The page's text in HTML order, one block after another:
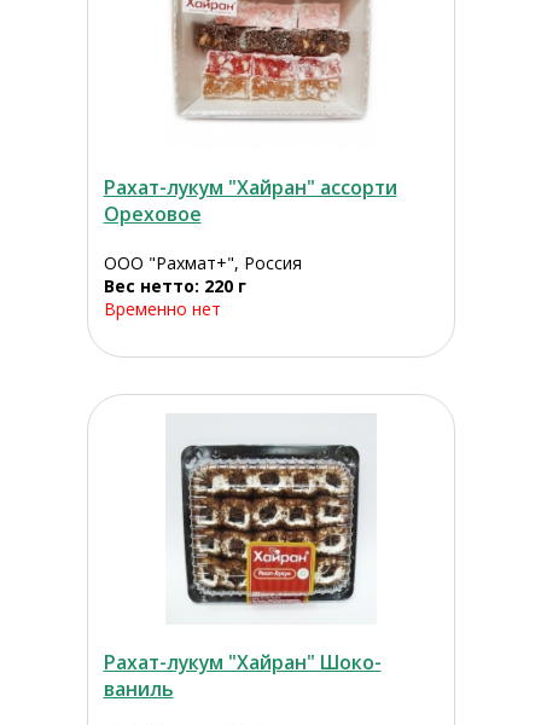
Рахат-лукум "Хайран" ассорти
Ореховое
ООО "Рахмат+", Россия
Вес нетто: 220 г
Временно нет
Рахат-лукум "Хайран" Шоко-
ваниль